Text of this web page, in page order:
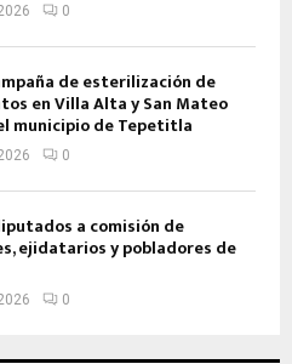
0
de esterilización de
en Villa Alta y San Mateo
municipio de Tepetitla
0
a comisión de
ejidatarios y pobladores de
0